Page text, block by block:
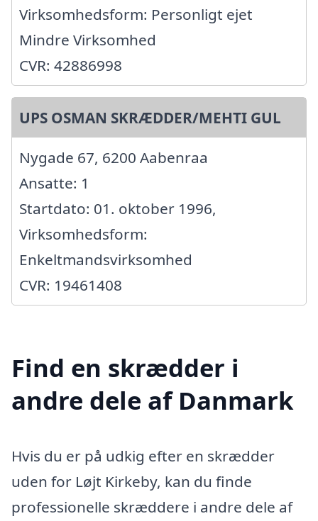
Virksomhedsform: Personligt ejet
Mindre Virksomhed
CVR: 42886998
UPS OSMAN SKRÆDDER/MEHTI GUL
Nygade 67, 6200 Aabenraa
Ansatte: 1
Startdato: 01. oktober 1996,
Virksomhedsform:
Enkeltmandsvirksomhed
CVR: 19461408
Find en skrædder i
andre dele af Danmark
Hvis du er på udkig efter en skrædder
uden for Løjt Kirkeby, kan du finde
professionelle skræddere i andre dele af